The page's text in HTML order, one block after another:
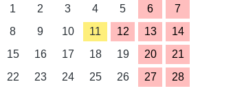
1
2 3 4 5 6
7
8
9 10 11 12 13
14
15
16 17 18 19 20
21
22
23 24 25 26 27
28